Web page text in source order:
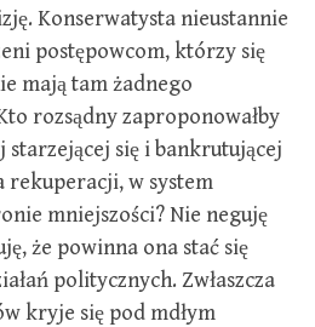
Konserwatysta nieustannie
postępowcom, którzy się
mają tam żadnego
rozsądny zaproponowałby
starzejącej się i bankrutującej
rekuperacji, w system
mniejszości? Nie neguję
że powinna ona stać się
politycznych. Zwłaszcza
kryje się pod mdłym